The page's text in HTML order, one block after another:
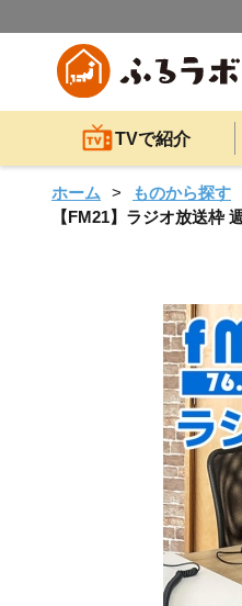
TVで紹介
ホーム ものから探す
【FM21】ラジオ放送枠